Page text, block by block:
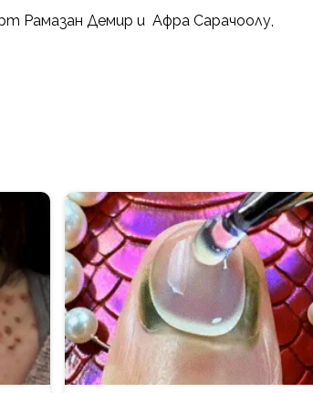
Рамазан Демир и Афра Сарачоолу,